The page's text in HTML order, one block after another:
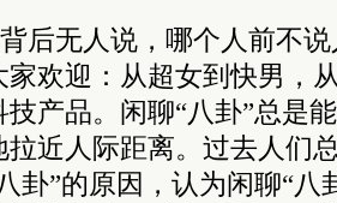
后无人说，哪个人前不
欢迎：从超女到快男，
技产品。闲聊“八卦”总是
拉近人际距离。过去人们
卦”的原因，认为闲聊“八